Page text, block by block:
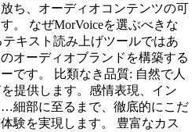
ち、オーディオコンテンツの可
。 なぜMorVoiceを選ぶべきな
キスト読み上げツールではあ
オーディオブランドを構築する
です。 比類なき品質: 自然で人
提供します。感情表現、イン
…細部に至るまで、徹底的にこだ
験を実現します。 豊富なカス